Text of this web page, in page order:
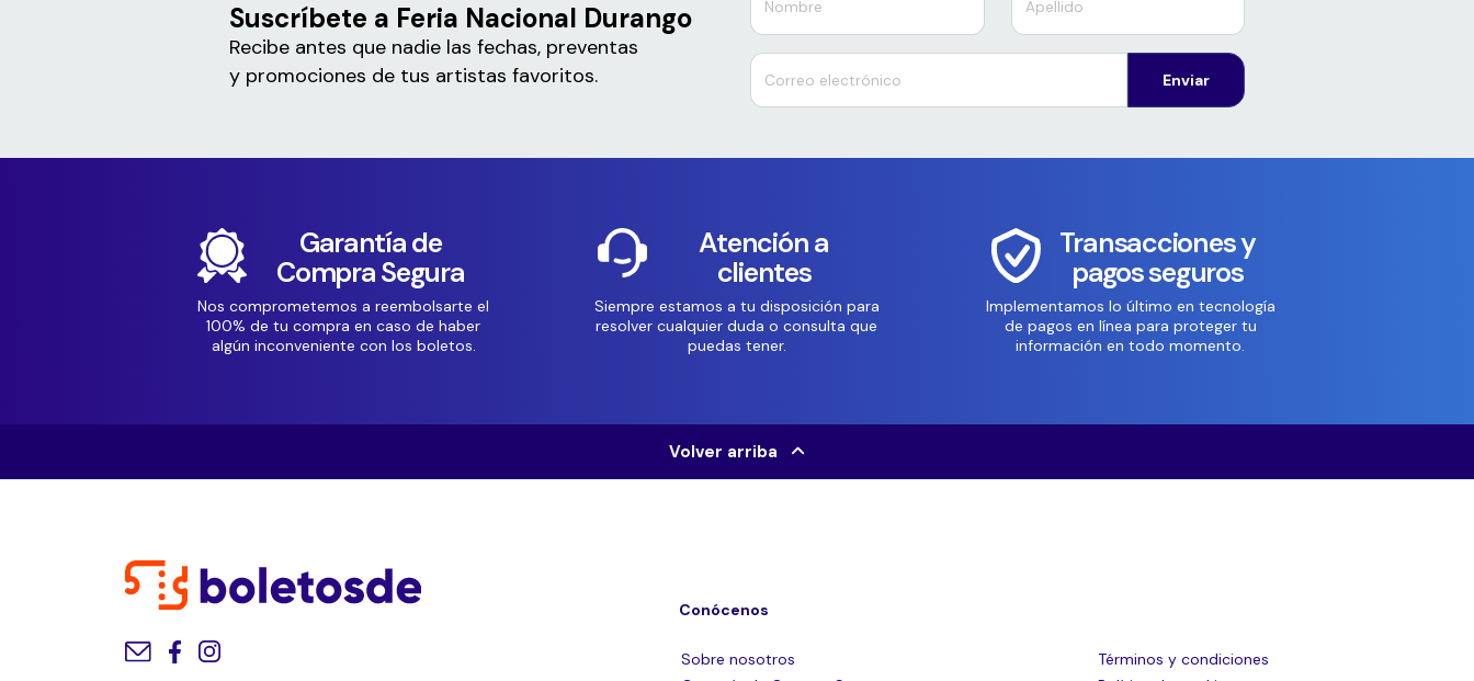
Suscríbete a Feria Nacional Durango
Recibe antes que nadie las fechas, preventas
y promociones de tus artistas favoritos.
Enviar
Garantía de
Compra Segura
Nos comprometemos a reembolsarte el
100% de tu compra en caso de haber
algún inconveniente con los boletos.
Atención a
clientes
Siempre estamos a tu disposición para
resolver cualquier duda o consulta que
puedas tener.
Transacciones y
pagos seguros
Implementamos lo último en tecnología
de pagos en línea para proteger tu
información en todo momento.
Volver arriba
Conócenos
Sobre nosotros
Términos y condiciones